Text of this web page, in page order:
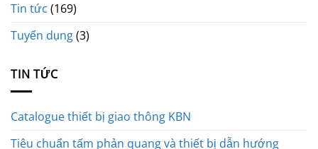
Tin tức (169)
Tuyển dụng(3)
TIN TỨC
Catalogue thiết bị giao thông KBN
Tiêu chuẩn tấm phản quang và thiết bị dẫn hướng